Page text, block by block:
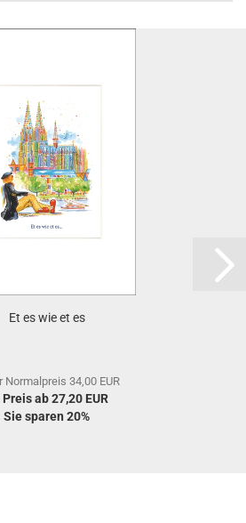
Et es wie et es
Normalpreis 34,00 EUR
Preis ab 27,20 EUR
Sie sparen 20%